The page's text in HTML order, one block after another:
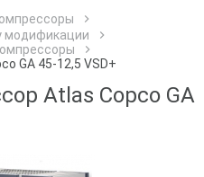
модификации
GA 45-12,5 VSD+
Atlas Copco GA